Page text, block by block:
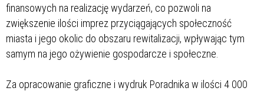
finansowych na realizację wydarzeń, co pozwoli na
zwiększenie ilości imprez przyciągających społeczność
miasta i jego okolic do obszaru rewitalizacji, wpływając tym
samym na jego ożywienie gospodarcze i społeczne.
Za opracowanie graficzne i wydruk Poradnika w ilości 4 000